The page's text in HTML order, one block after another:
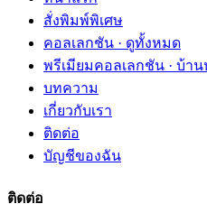
สั่งพิมพ์พิเศษ
คอลเลกชัน · ดูทั้งหมด
พรีเมียมคอลเลกชัน · บ้า
บทความ
เกี่ยวกับเรา
ติดต่อ
บัญชีของฉัน
ติดต่อ